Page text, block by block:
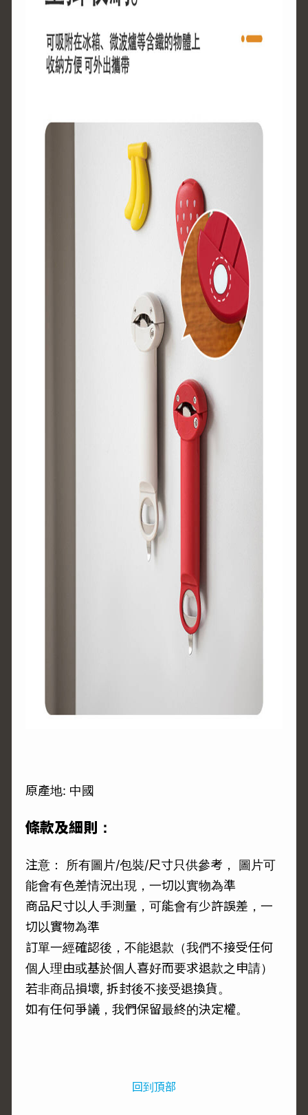
原產地: 中國
條款及細則：
注意： 所有圖片/包裝/尺寸只供參考， 圖片可
能會有色差情況出現，一切以實物為準
商品尺寸以人手測量，可能會有少許誤差，一
切以實物為準
訂單一經確認後，不能退款（我們不接受任何
個人理由或基於個人喜好而要求退款之申請）
若非商品損壞, 拆封後不接受退換貨。
如有任何爭議，我們保留最終的決定權。
回到頂部